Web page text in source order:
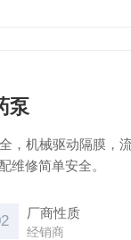
泵
，机械驱动隔膜，
维修简单安全。
厂商性质
经销商